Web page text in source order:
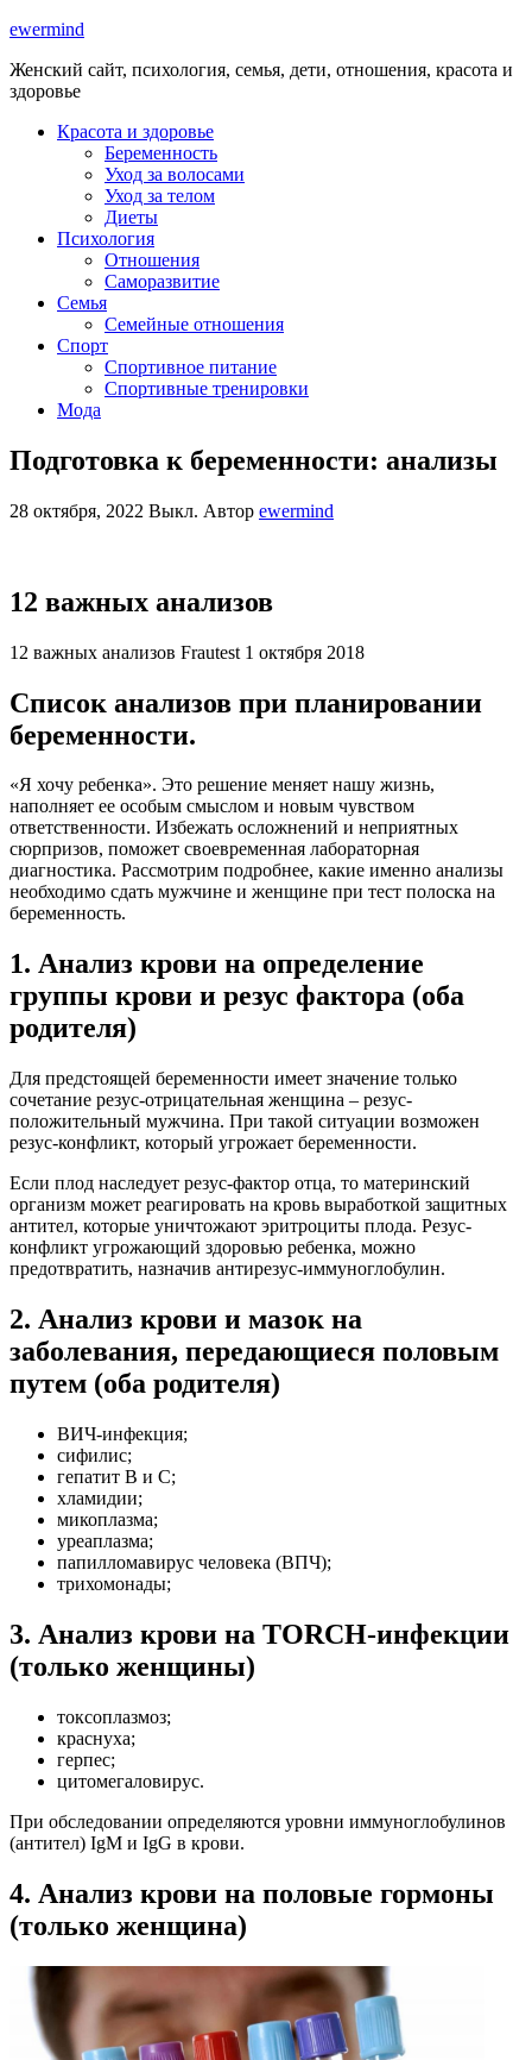
ewermind
Женский сайт, психология, семья, дети, отношения, красота и
здоровье
Красота и здоровье
Беременность
Уход за волосами
Уход за телом
Диеты
Психология
Отношения
Саморазвитие
Семья
Семейные отношения
Спорт
Спортивное питание
Спортивные тренировки
Мода
Подготовка к беременности: анализы
28 октября, 2022 Выкл. Автор ewermind
12 важных анализов
12 важных анализов Frautest 1 октября 2018
Список анализов при планировании
беременности.
«Я хочу ребенка». Это решение меняет нашу жизнь,
наполняет ее особым смыслом и новым чувством
ответственности. Избежать осложнений и неприятных
сюрпризов, поможет своевременная лабораторная
диагностика. Рассмотрим подробнее, какие именно анализы
необходимо сдать мужчине и женщине при тест полоска на
беременность.
1. Анализ крови на определение
группы крови и резус фактора (оба
родителя)
Для предстоящей беременности имеет значение только
сочетание резус-отрицательная женщина – резус-
положительный мужчина. При такой ситуации возможен
резус-конфликт, который угрожает беременности.
Если плод наследует резус-фактор отца, то материнский
организм может реагировать на кровь выработкой защитных
антител, которые уничтожают эритроциты плода. Резус-
конфликт угрожающий здоровью ребенка, можно
предотвратить, назначив антирезус-иммуноглобулин.
2. Анализ крови и мазок на
заболевания, передающиеся половым
путем (оба родителя)
ВИЧ-инфекция;
сифилис;
гепатит В и С;
хламидии;
микоплазма;
уреаплазма;
папилломавирус человека (ВПЧ);
трихомонады;
3. Анализ крови на TORCH-инфекции
(только женщины)
токсоплазмоз;
краснуха;
герпес;
цитомегаловирус.
При обследовании определяются уровни иммуноглобулинов
(антител) IgM и IgG в крови.
4. Анализ крови на половые гормоны
(только женщина)